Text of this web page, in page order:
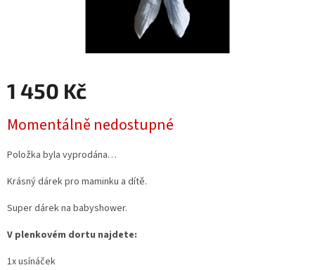
1 450 Kč
cena:
Momentálně nedostupné
Položka byla vyprodána…
Krásný dárek pro maminku a dítě.
Super dárek na babyshower.
V plenkovém dortu najdete:
1x usínáček